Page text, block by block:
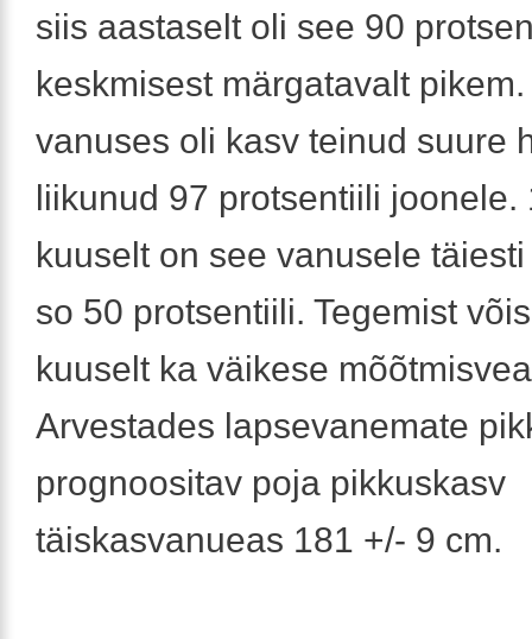
siis aastaselt oli see 90
keskmisest märgatavalt
vanuses oli kasv teinud suure
liikunud 97 protsentiili joonele.
kuuselt on see vanusele
so 50 protsentiili. Tegemist
kuuselt ka väikese
Arvestades lapsevanemate
prognoositav poja pikkuskasv
täiskasvanueas 181 +/- 9 cm.